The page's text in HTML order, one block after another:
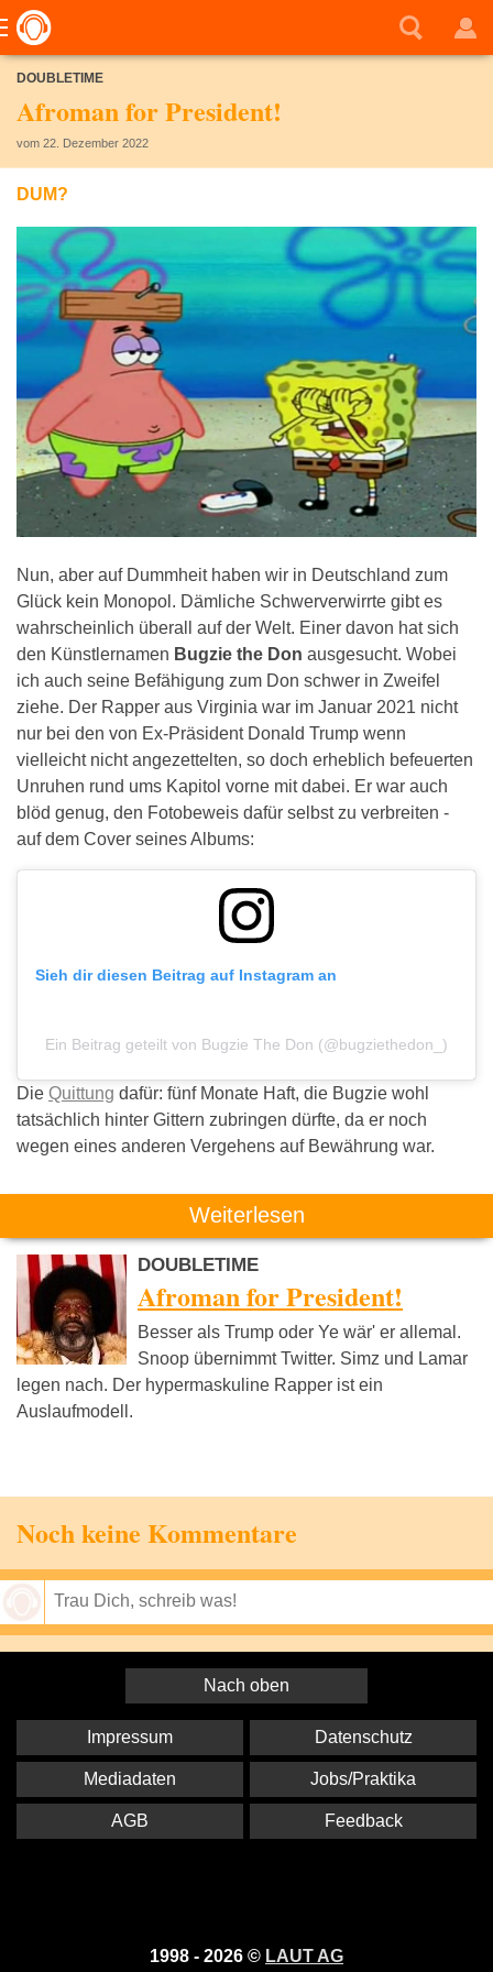
DOUBLETIME
Afroman for President!
vom 22. Dezember 2022
DUM?
Nun, aber auf Dummheit haben wir in Deutschland zum
Glück kein Monopol. Dämliche Schwerverwirrte gibt es
wahrscheinlich überall auf der Welt. Einer davon hat sich
den Künstlernamen Bugzie the Don ausgesucht. Wobei
ich auch seine Befähigung zum Don schwer in Zweifel
ziehe. Der Rapper aus Virginia war im Januar 2021 nicht
nur bei den von Ex-Präsident Donald Trump wenn
vielleicht nicht angezettelten, so doch erheblich befeuerten
Unruhen rund ums Kapitol vorne mit dabei. Er war auch
blöd genug, den Fotobeweis dafür selbst zu verbreiten -
auf dem Cover seines Albums:
Sieh dir diesen Beitrag auf Instagram an
Ein Beitrag geteilt von Bugzie The Don (@bugziethedon_)
Die Quittung dafür: fünf Monate Haft, die Bugzie wohl
tatsächlich hinter Gittern zubringen dürfte, da er noch
wegen eines anderen Vergehens auf Bewährung war.
Weiterlesen
DOUBLETIME
Afroman for President!
Besser als Trump oder Ye wär' er allemal.
Snoop übernimmt Twitter. Simz und Lamar
legen nach. Der hypermaskuline Rapper ist ein
Auslaufmodell.
Noch keine Kommentare
Nach oben
1998 - 2026 © LAUT AG
Impressum Datenschutz
Mediadaten Jobs/Praktika
AGB Feedback